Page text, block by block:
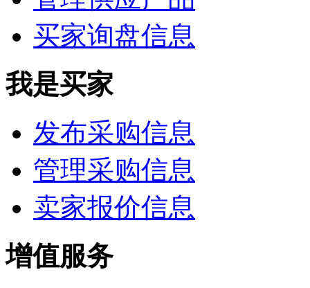
买家询盘信息
我是买家
发布采购信息
管理采购信息
卖家报价信息
增值服务